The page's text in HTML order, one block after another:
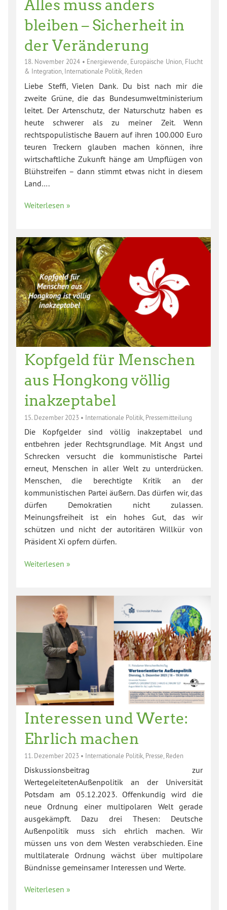
Alles muss anders
bleiben – Sicherheit in
der Veränderung
18. November 2024• Energiewende, Europäische Union, Flucht
& Integration, Internationale Politik, Reden
Liebe Steffi, Vielen Dank. Du bist nach mir die
zweite Grüne, die das Bundesumweltministerium
leitet. Der Artenschutz, der Naturschutz haben es
heute schwerer als zu meiner Zeit. Wenn
rechtspopulistische Bauern auf ihren 100.000 Euro
teuren Treckern glauben machen können, ihre
wirtschaftliche Zukunft hänge am Umpflügen von
Blühstreifen – dann stimmt etwas nicht in diesem
Land….
Weiterlesen »
Kopfgeld für Menschen
aus Hongkong völlig
inakzeptabel
15. Dezember 2023 • Internationale Politik Pressemitteilung
Die Kopfgelder sind völlig inakzeptabel und
entbehren jeder Rechtsgrundlage. Mit Angst und
Schrecken versucht die kommunistische Partei
erneut, Menschen in aller Welt zu unterdrücken.
Menschen, die berechtigte Kritik an der
kommunistischen Partei äußern. Das dürfen wir, das
dürfen Demokratien nicht zulassen.
Meinungsfreiheit ist ein hohes Gut, das wir
schützen und nicht der autoritären Willkür von
Präsident Xi opfern dürfen.
Weiterlesen »
Interessen und Werte:
Ehrlich machen
11. Dezember 2023 • Internationale Politik Presse Reden
Diskussionsbeitrag zur
WertegeleitetenAußenpolitik an der Universität
Potsdam am 05.12.2023. Offenkundig wird die
neue Ordnung einer multipolaren Welt gerade
ausgekämpft. Dazu drei Thesen: Deutsche
Außenpolitik muss sich ehrlich machen. Wir
müssen uns von dem Westen verabschieden. Eine
multilaterale Ordnung wächst über multipolare
Bündnisse gemeinsamer Interessen und Werte.
Weiterlesen »